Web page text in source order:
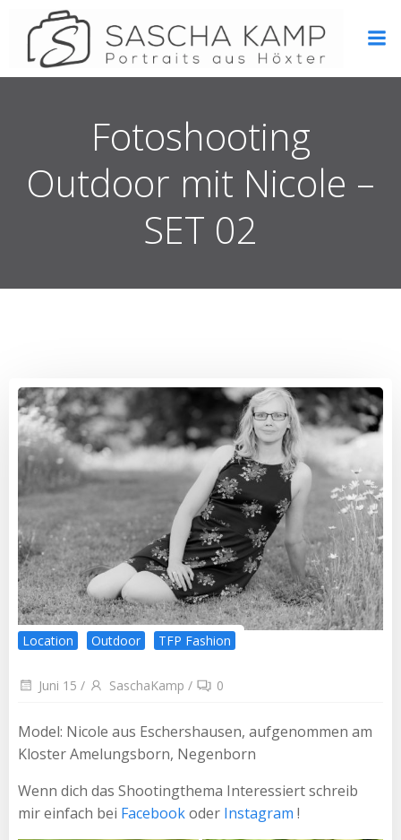
Inhalt
springen
Fotoshooting
Outdoor mit Nicole –
SET 02
Location Outdoor TFP Fashion
Juni 15 / SaschaKamp / 0
Model: Nicole aus Eschershausen, aufgenommen am
Kloster Amelungsborn, Negenborn
Wenn dich das Shootingthema Interessiert schreib
mir einfach bei Facebookoder Instagram !